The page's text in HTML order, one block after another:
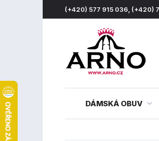
(+420) 577 915 036, (+420)
DÁMSKÁ OBUV